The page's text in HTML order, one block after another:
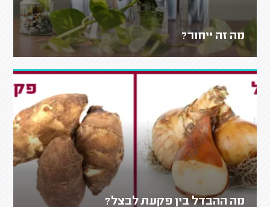
מה זה ייחור?
מה ההבדל בין פקעת לבצל?